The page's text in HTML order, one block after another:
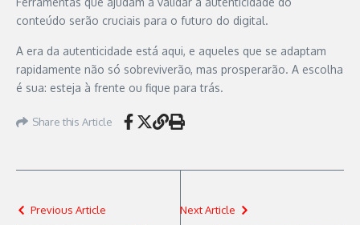
conteúdo serão cruciais para o futuro do digital.
A era da autenticidade está aqui, e aqueles que se adaptam
rapidamente não só sobreviverão, mas prosperarão. A escolha
é sua: esteja à frente ou fique para trás.
Share this Article
Previous Article Next Article